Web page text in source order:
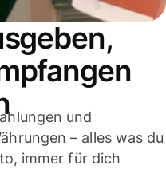
und
– alles was du
immer für dich